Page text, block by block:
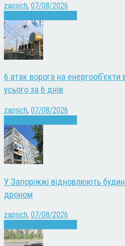
zapsich, 07/08/2026
6 атак ворога на енергооб’єкти
усього за 6 днів
zapsich, 07/08/2026
У Запоріжжі відновлюють
дроном
zapsich, 07/08/2026